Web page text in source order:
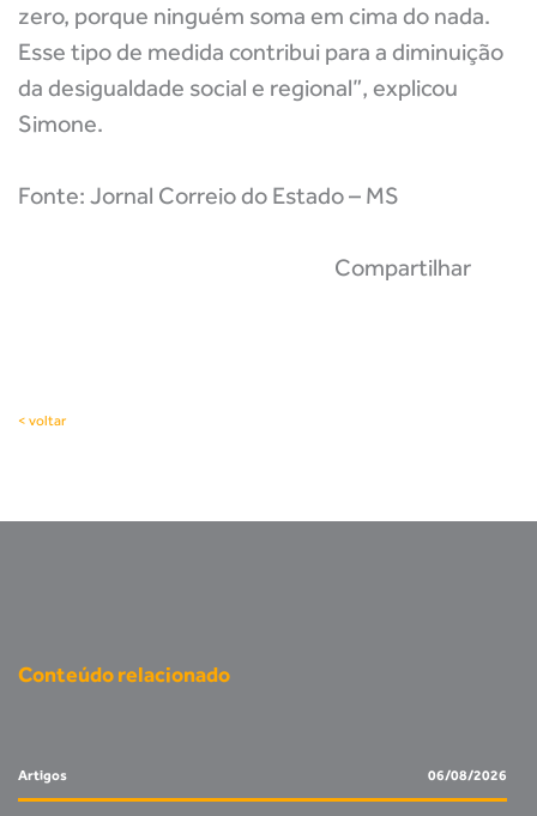
zero, porque ninguém soma em cima do nada.
Esse tipo de medida contribui para a diminuição
da desigualdade social e regional”, explicou
Simone.
Fonte: Jornal Correio do Estado – MS
Compartilhar
< voltar
Conteúdo relacionado
Artigos 06/08/2026